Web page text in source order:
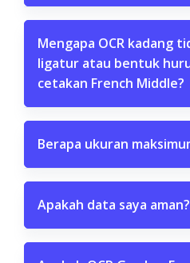
Mengapa OCR kadang
ligatur atau bentuk
cetakan French Middle?
Berapa ukuran
Apakah data saya aman?